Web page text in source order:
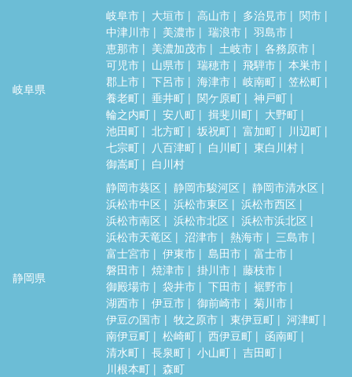
岐阜県
岐阜市 大垣市 高山市 多治見市
関市
中津川市
美濃市 瑞浪市
羽島市
恵那市
美濃加茂市 土岐市
各務原市
可児市
山県市 瑞穂市 飛騨市
本巣市
郡上市
下呂市 海津市 岐南町
笠松町
養老町
垂井町 関ケ原町
神戸町
輪之内町
安八町 揖斐川町
大野町
池田町
北方町 坂祝町 富加町
川辺町
七宗町
八百津町 白川町
東白川村
御嵩町
白川村
静岡県
静岡市葵区 静岡市駿河区
静岡市清水区
浜松市中区
浜松市東区
浜松市西区
浜松市南区
浜松市北区
浜松市浜北区
浜松市天竜区
沼津市 熱海市
三島市
富士宮市
伊東市 島田市
富士市
磐田市
焼津市 掛川市
藤枝市
御殿場市
袋井市 下田市
裾野市
湖西市
伊豆市 御前崎市
菊川市
伊豆の国市
牧之原市 東伊豆町
河津町
南伊豆町
松崎町 西伊豆町
函南町
清水町
長泉町 小山町
吉田町
川根本町
森町